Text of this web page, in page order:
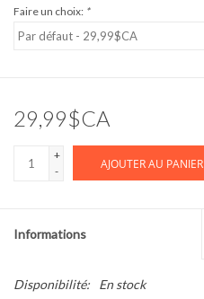
Faire un choix: *
29,99$CA
+
-
AJOUTER AU PANIER
Informations
Disponibilité: En stock